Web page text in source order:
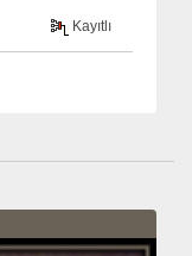
Kayıtlı